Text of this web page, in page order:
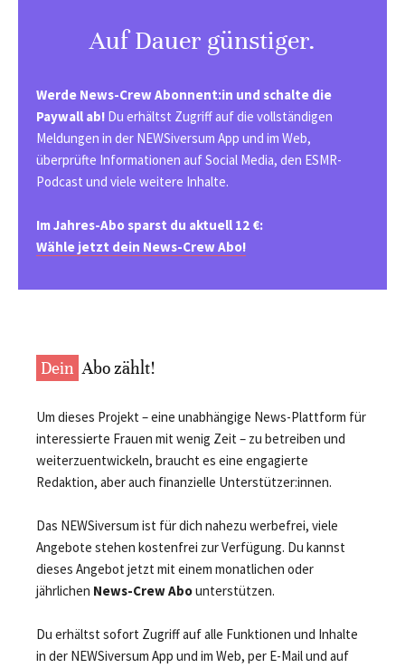
Auf Dauer günstiger.
Werde News-Crew Abonnent:in und schalte die
Paywall ab! Du erhältst Zugriff auf die vollständigen
Meldungen in der NEWSiversum App und im Web,
überprüfte Informationen auf Social Media, den ESMR-
Podcast und viele weitere Inhalte.
Im Jahres-Abo sparst du aktuell 12 €:
Wähle jetzt dein News-Crew Abo!
Dein Abo zählt!
Um dieses Projekt – eine unabhängige News-Plattform für
interessierte Frauen mit wenig Zeit – zu betreiben und
weiterzuentwickeln, braucht es eine engagierte
Redaktion, aber auch finanzielle Unterstützer:innen.
Das NEWSiversum ist für dich nahezu werbefrei, viele
Angebote stehen kostenfrei zur Verfügung. Du kannst
dieses Angebot jetzt mit einem monatlichen oder
jährlichen News-Crew Abounterstützen.
Du erhältst sofort Zugriff auf alle Funktionen und Inhalte
in der NEWSiversum App und im Web, per E-Mail und auf